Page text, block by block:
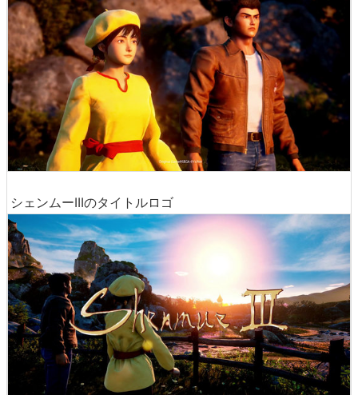
シェンムーIIIのタイトルロゴ